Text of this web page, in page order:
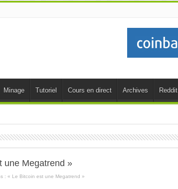
Minage Tutoriel Cours en direct Archives Reddit
une Megatrend »
: « Le Bitcoin est une Megatrend »